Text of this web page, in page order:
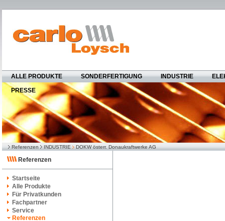
ALLE PRODUKTE SONDERFERTIGUNG INDUSTRIE
PRESSE
Referenzen INDUSTRIE DOKW österr. Donaukraftwerke AG
Referenzen
Startseite
Alle Produkte
Für Privatkunden
Fachpartner
Service
Referenzen